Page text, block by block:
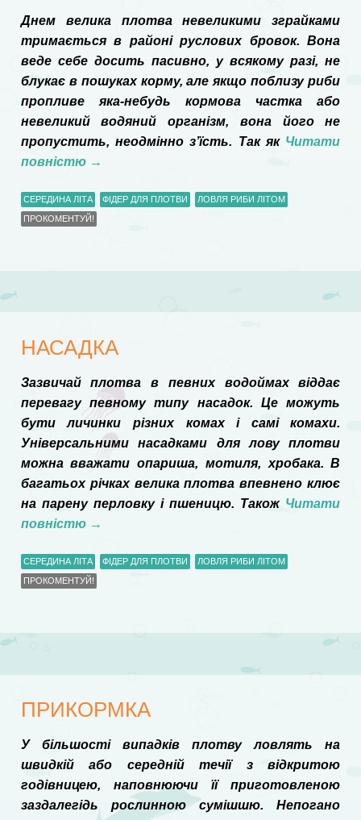
Днем велика плотва невеликими зграйками
тримається в районі руслових бровок. Вона
веде себе досить пасивно, у всякому разі, не
блукає в пошуках корму, але якщо поблизу риби
пропливе яка-небудь кормова частка або
невеликий водяний організм, вона його не
пропустить, неодмінно з’їсть. Так як Читати
повністю →
СЕРЕДИНА ЛІТА ФІДЕР ДЛЯ ПЛОТВИ
ЛОВЛЯ РИБИ ЛІТОМ
ПРОКОМЕНТУЙ!
НАСАДКА
Зазвичай плотва в певних водоймах віддає
перевагу певному типу насадок. Це можуть
бути личинки різних комах і самі комахи.
Універсальними насадками для лову плотви
можна вважати опариша, мотиля, хробака. В
багатьох річках велика плотва впевнено клює
на парену перловку і пшеницю. Також Читати
повністю →
СЕРЕДИНА ЛІТА ФІДЕР ДЛЯ ПЛОТВИ
ЛОВЛЯ РИБИ ЛІТОМ
ПРОКОМЕНТУЙ!
ПРИКОРМКА
У більшості випадків плотву ловлять на
швидкій або середній течії з відкритою
годівницею, наповнюючи її приготовленою
заздалегідь рослинною сумішшю. Непогано